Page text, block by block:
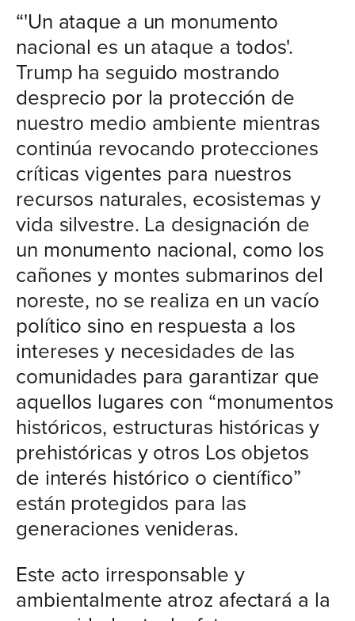
“'Un ataque a un monumento
nacional es un ataque a todos'.
Trump ha seguido mostrando
desprecio por la protección de
nuestro medio ambiente mientras
continúa revocando protecciones
críticas vigentes para nuestros
recursos naturales, ecosistemas y
vida silvestre. La designación de
un monumento nacional, como los
cañones y montes submarinos del
noreste, no se realiza en un vacío
político sino en respuesta a los
intereses y necesidades de las
comunidades para garantizar que
aquellos lugares con “monumentos
históricos, estructuras históricas y
prehistóricas y otros Los objetos
de interés histórico o científico”
están protegidos para las
generaciones venideras.
Este acto irresponsable y
ambientalmente atroz afectará a la